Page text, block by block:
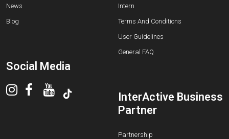
News
Blog
Social Media
Intern
Terms And Conditions
User Guidelines
General FAQ
InterActive Business
Partner
Partnership